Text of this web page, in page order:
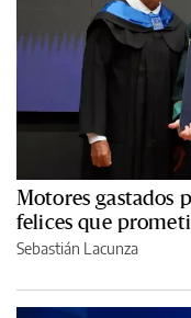
Motores gastados
felices que
Sebastián Lacunza